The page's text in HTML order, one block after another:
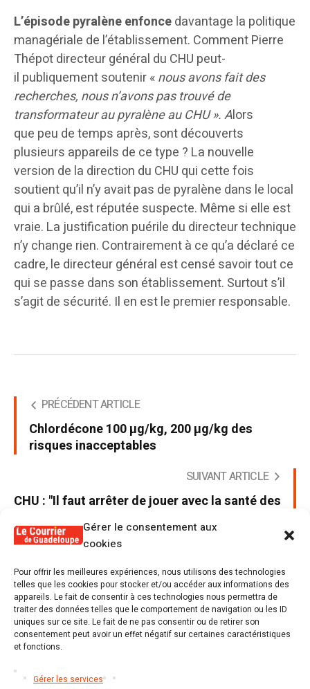
Gérer le consentement aux
cookies
Pour offrir les meilleures expériences, nous utilisons des technologies
telles que les cookies pour stocker et/ou accéder aux informations des
appareils. Le fait de consentir à ces technologies nous permettra de
traiter des données telles que le comportement de navigation ou les ID
uniques sur ce site. Le fait de ne pas consentir ou de retirer son
consentement peut avoir un effet négatif sur certaines caractéristiques
et fonctions.
Gérer les services
L’épisode pyralène enfoncedavantage la politique
managériale de l’établissement. Comment Pierre
Thépot directeur général du CHU peut-
il publiquement soutenir «nous avons fait des
recherches, nous n’avons pas trouvé de
transformateur au pyralène au CHU ». Alors
que peu de temps après, sont découverts
plusieurs appareils de ce type ? La nouvelle
version de la direction du CHU qui cette fois
soutient qu’il n’y avait pas de pyralène dans le local
qui a brûlé, est réputée suspecte. Même si elle est
vraie. La justification puérile du directeur technique
n’y change rien. Contrairement à ce qu’a déclaré ce
cadre, le directeur général est censé savoir tout ce
qui se passe dans son établissement. Surtout s’il
s’agit de sécurité. Il en est le premier responsable.
PRÉCÉDENT ARTICLE
Chlordécone 100 µg/kg, 200 µg/kg des
risques inacceptables
SUIVANT ARTICLE
CHU : "Il faut arrêter de jouer avec la santé des
Poster un commentaire
Tu dois êtreconnectéPoster un commentaire.